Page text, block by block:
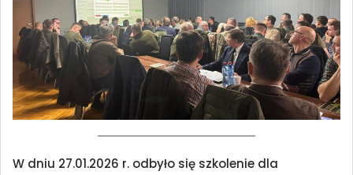
W dniu 27.01.2026 r. odbyło się szkolenie dla